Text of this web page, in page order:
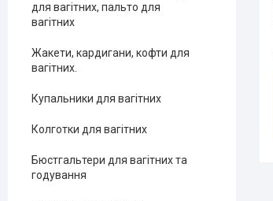
для вагітних, пальто для
вагітних
Жакети, кардигани, кофти для
вагітних.
Купальники для вагітних
Колготки для вагітних
Бюстгальтери для вагітних та
годування